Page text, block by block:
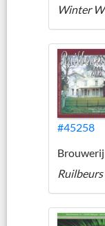
Winter
#45258